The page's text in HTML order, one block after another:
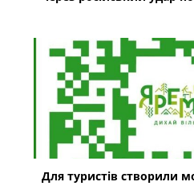
Для туристів створили